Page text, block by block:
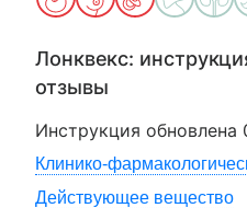
Лонквекс:
отзывы
Инструкция обновлена
Клинико-
Действующее вещество